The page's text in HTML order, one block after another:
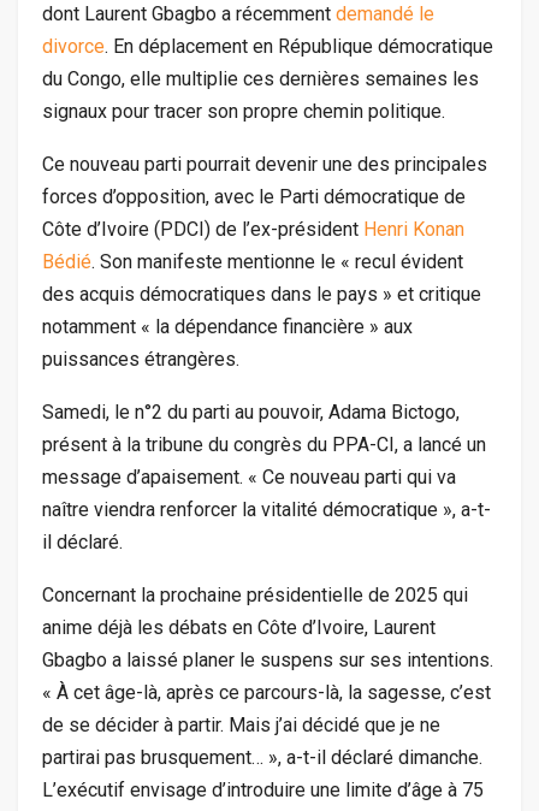
dont Laurent Gbagbo a récemment demandé le
divorce. En déplacement en République démocratique
du Congo, elle multiplie ces dernières semaines les
signaux pour tracer son propre chemin politique.
Ce nouveau parti pourrait devenir une des principales
forces d’opposition, avec le Parti démocratique de
Côte d’Ivoire (PDCI) de l’ex-président Henri Konan
Bédié. Son manifeste mentionne le « recul évident
des acquis démocratiques dans le pays » et critique
notamment « la dépendance financière » aux
puissances étrangères.
Samedi, le n°2 du parti au pouvoir, Adama Bictogo,
présent à la tribune du congrès du PPA-CI, a lancé un
message d’apaisement. « Ce nouveau parti qui va
naître viendra renforcer la vitalité démocratique », a-t-
il déclaré.
Concernant la prochaine présidentielle de 2025 qui
anime déjà les débats en Côte d’Ivoire, Laurent
Gbagbo a laissé planer le suspens sur ses intentions.
« À cet âge-là, après ce parcours-là, la sagesse, c’est
de se décider à partir. Mais j’ai décidé que je ne
partirai pas brusquement… », a-t-il déclaré dimanche.
L’exécutif envisage d’introduire une limite d’âge à 75